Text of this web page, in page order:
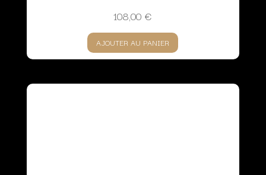
108,00 €
AJOUTER AU PANIER